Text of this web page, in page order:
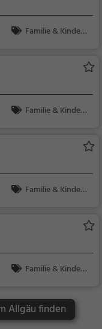
Familie & Kinder,
Familie & Kinder,
Familie & Kinder,
Familie & Kinder,
Allgäu finden